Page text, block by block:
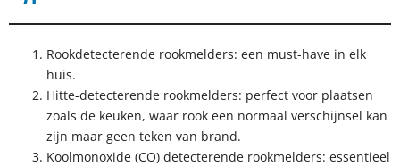
Rookdetecterende rookmelders: een must-have in elk
huis.
Hitte-detecterende rookmelders: perfect voor plaatsen
zoals de keuken, waar rook een normaal verschijnsel kan
zijn maar geen teken van brand.
Koolmonoxide (CO) detecterende rookmelders: essentieel